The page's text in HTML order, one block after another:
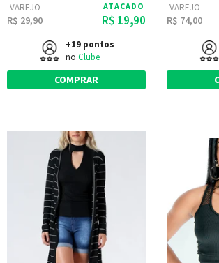
VAREJO
R$ 29,90
ATACADO
R$ 19,90
+19 pontos
no Clube
COMPRAR
VAREJO
R$ 74,00